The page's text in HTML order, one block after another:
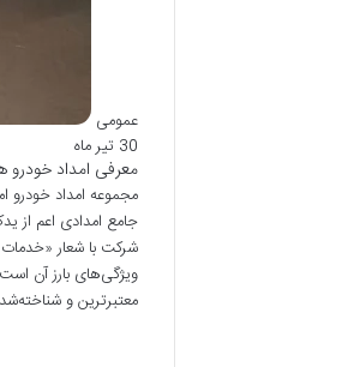
عمومی
30 تیر ماه
معرفی امداد
مجموعه امداد خودرو
جامع امدادی اعم از
شرکت با شعار
ویژگی‌های بارز آن
معتبرترین و